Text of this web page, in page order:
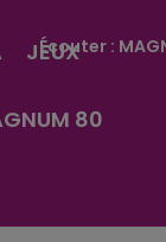
JEUX
80
Écouter :